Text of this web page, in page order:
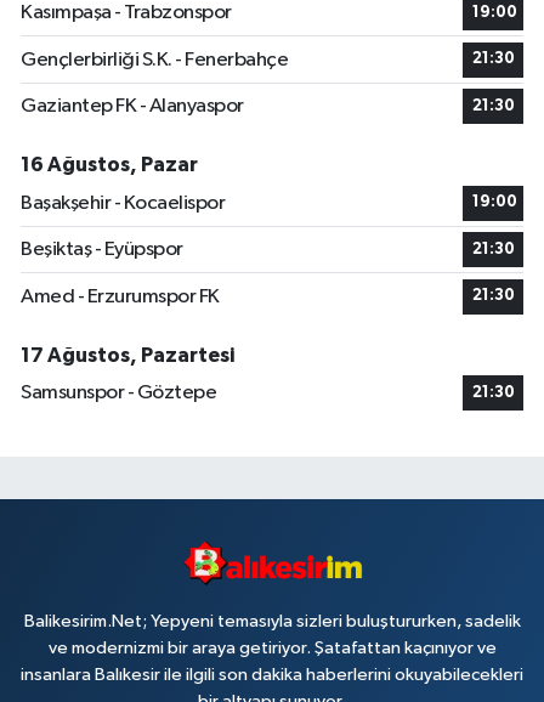
Kasımpaşa - Trabzonspor 19:00
Gençlerbirliği S.K. - Fenerbahçe 21:30
Gaziantep FK - Alanyaspor 21:30
16 Ağustos, Pazar
Başakşehir - Kocaelispor
19:00
Beşiktaş - Eyüpspor 21:30
Amed - Erzurumspor FK 21:30
17 Ağustos, Pazartesi
Samsunspor - Göztepe
21:30
Balikesirim.Net; Yepyeni temasıyla sizleri buluştururken, sadelik
ve modernizmi bir araya getiriyor. Şatafattan kaçınıyor ve
insanlara Balıkesir ile ilgili son dakika haberlerini okuyabilecekleri